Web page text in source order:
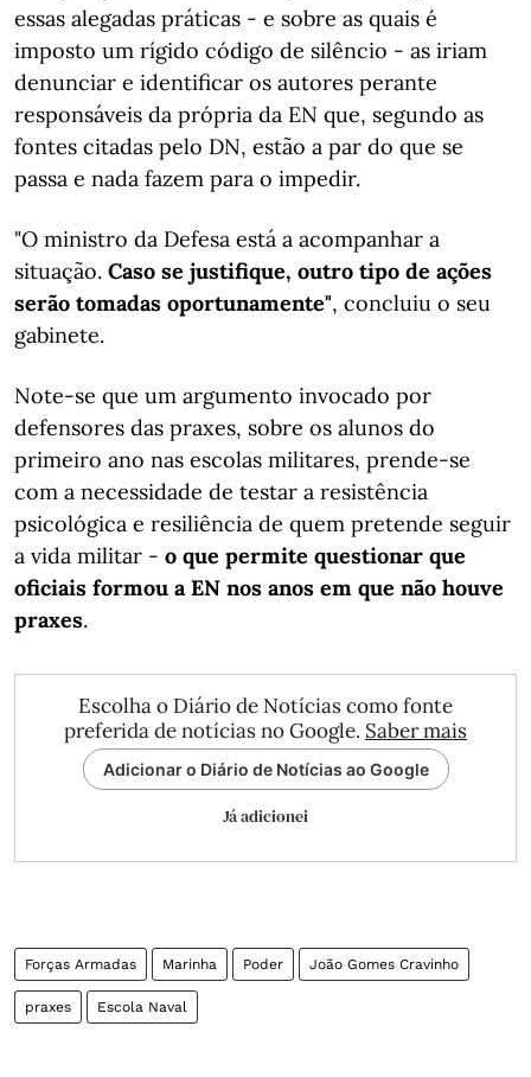
essas alegadas práticas - e sobre as quais é
imposto um rígido código de silêncio - as iriam
denunciar e identificar os autores perante
responsáveis da própria da EN que, segundo as
fontes citadas pelo DN, estão a par do que se
passa e nada fazem para o impedir.
"O ministro da Defesa está a acompanhar a
situação. Caso se justifique, outro tipo de ações
serão tomadas oportunamente", concluiu o seu
gabinete.
Note-se que um argumento invocado por
defensores das praxes, sobre os alunos do
primeiro ano nas escolas militares, prende-se
com a necessidade de testar a resistência
psicológica e resiliência de quem pretende seguir
a vida militar - o que permite questionar que
oficiais formou a EN nos anos em que não houve
praxes.
Escolha o Diário de Notícias como fonte
preferida de notícias no Google. Saber mais
Adicionar o Diário de Notícias ao Google
Já adicionei
Forças Armadas Marinha Poder João Gomes Cravinho
praxes Escola Naval